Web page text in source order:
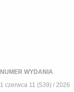
NUMER WYDANIA
1 czerwca 11 (539) / 2026